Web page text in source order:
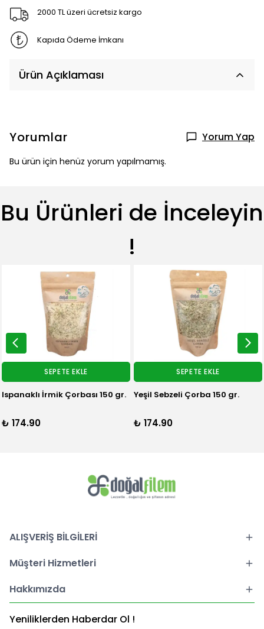
2000 TL üzeri ücretsiz kargo
Kapıda Ödeme İmkanı
Ürün Açıklaması
Yorumlar Yorum Yap
Bu ürün için henüz yorum yapılmamış.
Bu Ürünleri de İnceleyin
!
SEPETE EKLE
Ispanaklı İrmik Çorbası 150 gr.
₺ 174.90
SEPETE EKLE
Yeşil Sebzeli Çorba 150 gr.
₺ 174.90
ALIŞVERİŞ BİLGİLERİ
Müşteri Hizmetleri
Hakkımızda
Yeniliklerden Haberdar Ol !